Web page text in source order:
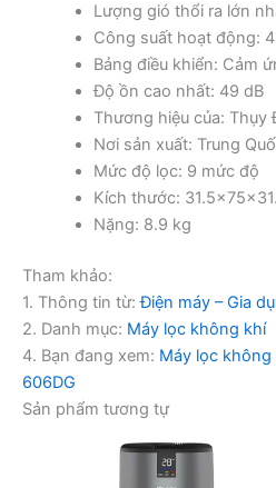
Lượng gió thổi ra lớn
Công suất hoạt động:
Bảng điều khiển: Cảm
Độ ồn cao nhất: 49 dB
Thương hiệu của: Thụy
Nơi sản xuất: Trung
Mức độ lọc: 9 mức độ
Kích thước:
Nặng: 8.9 kg
Tham khảo:
1. Thông tin từ:Điện máy – Gia
2. Danh mục: Máy lọc không khí
4. Bạn đang xem: Máy lọc không
606DG
Sản phẩm tương tự